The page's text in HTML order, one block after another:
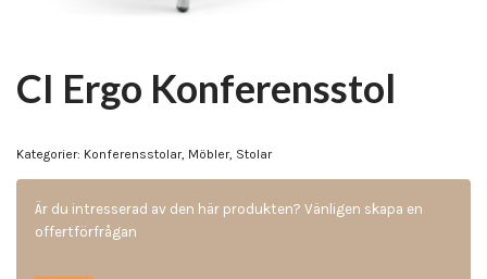
CI Ergo Konferensstol
Kategorier: Konferensstolar, Möbler, Stolar
Är du intresserad av den här produkten? Vänligen skapa en
offertförfrågan